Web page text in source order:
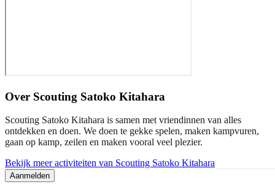
Over Scouting Satoko Kitahara
Scouting Satoko Kitahara is samen met vriendinnen van alles
ontdekken en doen. We doen te gekke spelen, maken kampvuren,
gaan op kamp, zeilen en maken vooral veel plezier.
Bekijk meer activiteiten van Scouting Satoko Kitahara
Aanmelden